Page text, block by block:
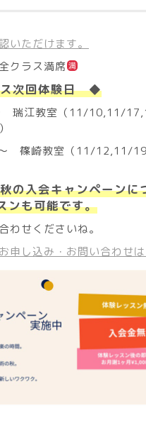
いただけます。
クラス満席
次回体験日 ◆
瑞江教室（11/10,11/
篠崎教室（11/12,11/19
の入会キャンペーンに
ンも可能です。
わせくださいね。
申し込み・お問い合わせ